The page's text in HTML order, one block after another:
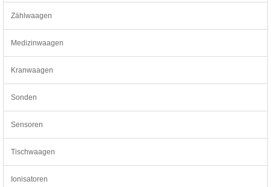
Zählwaagen
Medizinwaagen
Kranwaagen
Sonden
Sensoren
Tischwaagen
Ionisatoren